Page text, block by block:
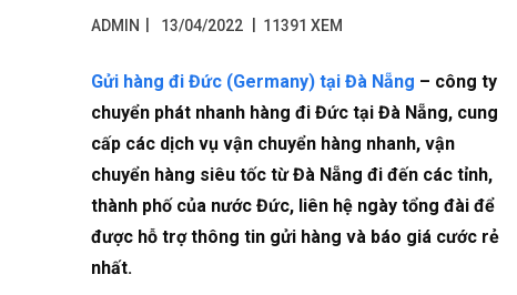
ADMIN 13/04/2022 11391 XEM
Gửi hàng đi Đức (Germany) tại Đà Nẵng – công ty
chuyển phát nhanh hàng đi Đức tại Đà Nẵng, cung
cấp các dịch vụ vận chuyển hàng nhanh, vận
chuyển hàng siêu tốc từ Đà Nẵng đi đến các tỉnh,
thành phố của nước Đức, liên hệ ngày tổng đài để
được hỗ trợ thông tin gửi hàng và báo giá cước rẻ
nhất.